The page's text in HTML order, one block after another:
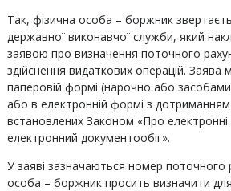
Так, фізична особа – боржник
державної виконавчої служби, який
заявою про визначення поточного
здійснення видаткових операцій.
паперовій формі (нарочно або
або в електронній формі з
встановлених Законом «Про
електронний документообіг».
У заяві зазначаються номер поточного
особа – боржник просить визначити для